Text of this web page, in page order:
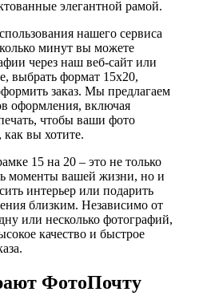
элегантной рамой.
нашего сервиса
минут вы можете
через наш веб-сайт или
выбрать формат 15х20,
заказ. Мы предлагаем
оформления, включая
чтобы ваши фото
вы хотите.
15 на 20 – это не только
моменты вашей жизни, но и
интерьер или подарить
близким. Независимо от
или несколько фотографий,
качество и быстрое
ФотоПочту